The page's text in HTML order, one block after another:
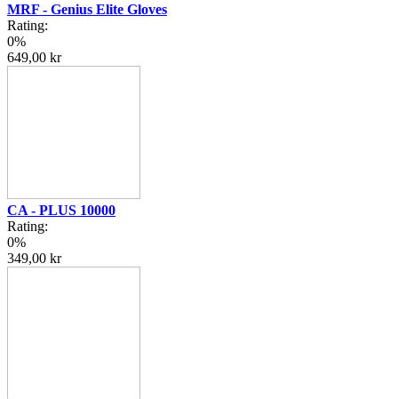
MRF - Genius Elite Gloves
Rating:
0%
649,00 kr
CA - PLUS 10000
Rating:
0%
349,00 kr